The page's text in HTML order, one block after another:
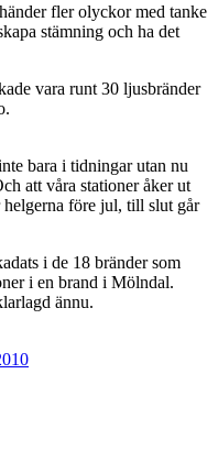
fler olyckor med tanke
stämning och ha det
vara runt 30 ljusbränder
bara i tidningar utan nu
att våra stationer åker ut
före jul, till slut går
i de 18 bränder som
i en brand i Mölndal.
ännu.